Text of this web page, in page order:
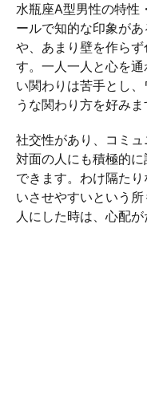
水瓶座A型男性の特性
ールで知的な印象が
や、あまり壁を作ら
す。一人一人と心を
い関わりは苦手とし
うな関わり方を好みま
社交性があり、コミ
対面の人にも積極的
できます。わけ隔た
いさせやすいという
人にした時は、心配が